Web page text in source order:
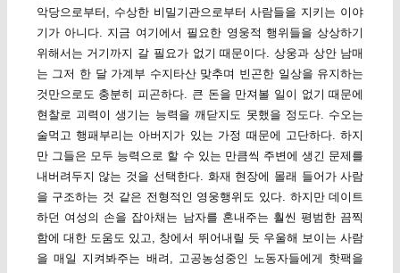
악당으로부터, 수상한 비밀기관으로부터 사람들을 지키는 이야
기가 아니다. 지금 여기에서 필요한 영웅적 행위들을 상상하기
위해서는 거기까지 갈 필요가 없기 때문이다. 상웅과 상안 남매
는 그저 한 달 가계부 수지타산 맞추며 빈곤한 일상을 유지하는
것만으로도 충분히 피곤하다. 큰 돈을 만져볼 일이 없기 때문에
현찰로 괴력이 생기는 능력을 깨닫지도 못했을 정도다. 수오는
술먹고 행패부리는 아버지가 있는 가정 때문에 고단하다. 하지
만 그들은 모두 능력으로 할 수 있는 만큼씩 주변에 생긴 문제를
내버려두지 않는 것을 선택한다. 화재 현장에 몰래 들어가 사람
을 구조하는 것 같은 전형적인 영웅행위도 있다. 하지만 데이트
하던 여성의 손을 잡아채는 남자를 혼내주는 훨씬 평범한 끔찍
함에 대한 도움도 있고, 창에서 뛰어내릴 듯 우울해 보이는 사람
을 매일 지켜봐주는 배려, 고공농성중인 노동자들에게 핫팩을